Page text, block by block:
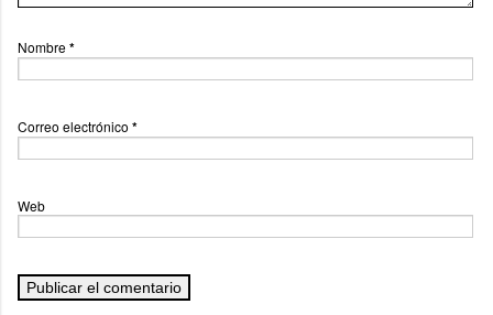
Nombre*
Correo electrónico *
Web